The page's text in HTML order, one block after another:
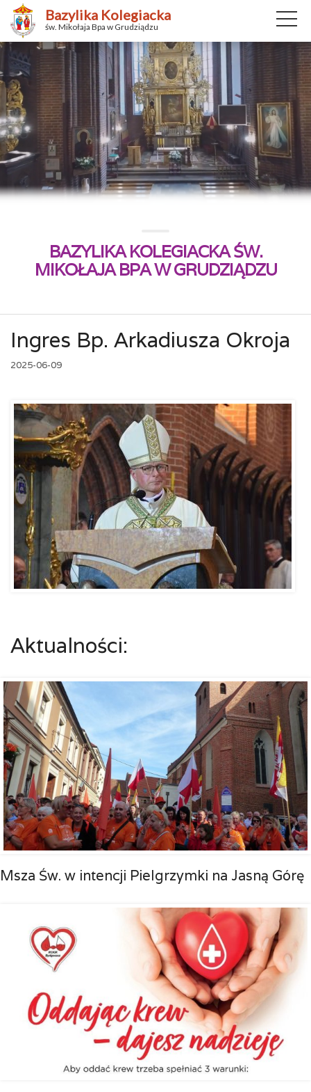
Bazylika Kolegiacka
św. Mikołaja Bpa w Grudziądzu
BAZYLIKA KOLEGIACKA ŚW.
MIKOŁAJA BPA W GRUDZIĄDZU
Ingres Bp. Arkadiusza Okroja
2025-06-09
Aktualności:
Msza Św. w intencji Pielgrzymki na Jasną Górę